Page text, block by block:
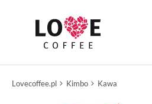
Lovecoffee.pl Kimbo Kawa